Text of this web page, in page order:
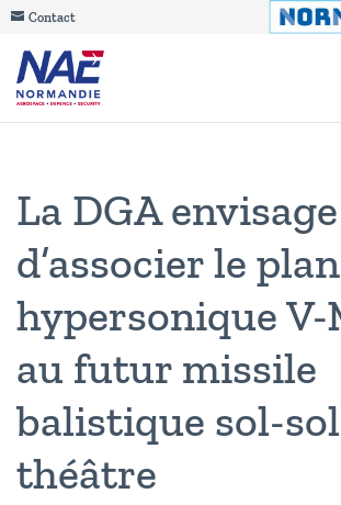
Contact
La DGA envisage
d’associer le
hypersonique V-
au futur missile
balistique sol-
théâtre